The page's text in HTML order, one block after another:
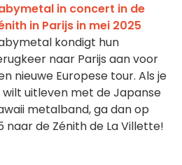
in concert in de
in Parijs in mei 2025
kondigt hun
naar Parijs aan voor
nieuwe Europese tour. Als je
wilt uitleven met de Japanse
metalband, ga dan op
naar de Zénith de La Villette!